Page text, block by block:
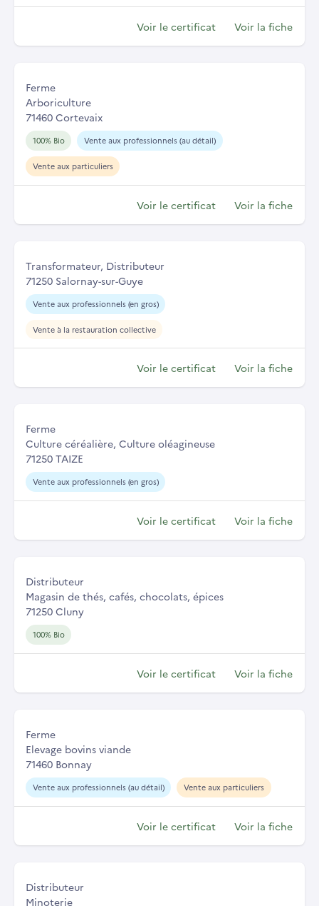
Voir le certificat Voir la fiche
Ferme
Arboriculture
71460 Cortevaix
100% Bio Vente aux professionnels (au détail)
Vente aux particuliers
Voir le certificat Voir la fiche
Transformateur, Distributeur
71250 Salornay-sur-Guye
Vente aux professionnels (en gros)
Vente à la restauration collective
Voir le certificat Voir la fiche
Ferme
Culture céréalière, Culture oléagineuse
71250 TAIZE
Vente aux professionnels (en gros)
Voir le certificat Voir la fiche
Distributeur
Magasin de thés, cafés, chocolats, épices
71250 Cluny
100% Bio
Voir le certificat Voir la fiche
Ferme
Elevage bovins viande
71460 Bonnay
Vente aux professionnels (au détail) Vente aux particuliers
Voir le certificat Voir la fiche
Distributeur
Minoterie